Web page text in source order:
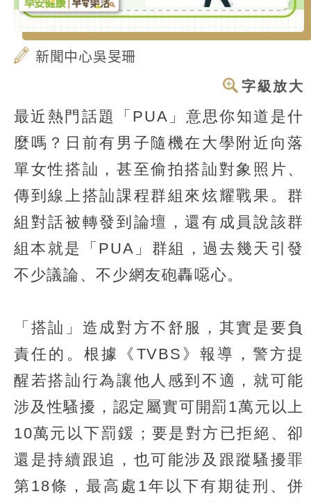
新聞中心吳旻珊
字級放大
最近熱門話題「PUA」意思你知道是什
麼嗎？日前有男子隨機在大學附近向落
單女性搭訕，甚至偷拍搭訕對象照片、
傳到線上搭訕課程群組來炫耀戰果。群
組對話被轉發到論壇，還有成員說該群
組本就是「PUA」群組，過去幾天引發
不少議論、不少網友砲轟噁心。
「搭訕」造成對方不舒服，其實是要負
責任的。根據《TVBS》報導，警方提
醒若搭訕行為讓他人感到不適，就可能
涉及性騷擾，認定屬實可開罰1萬元以上
10萬元以下罰鍰；要是對方已拒絕、卻
還是持續跟追，也可能涉及跟蹤騷擾罪
第18條，最高處1年以下有期徒刑、併